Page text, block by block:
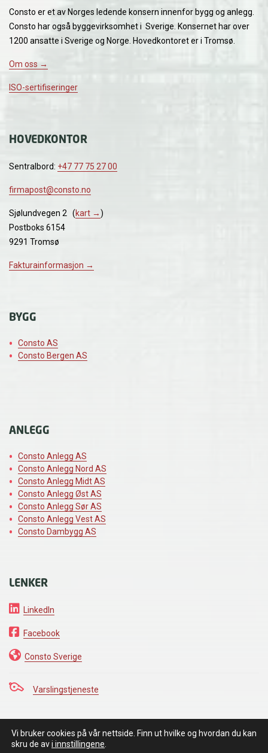
Consto er et av Norges ledende konsern innenfor bygg og anlegg.
Consto har også byggevirksomhet i Sverige. Konsernet har over
1200 ansatte i Sverige og Norge. Hovedkontoret er i Tromsø.
Om oss →
ISO-sertifiseringer
HOVEDKONTOR
Sentralbord: +47 77 75 27 00
firmapost@consto.no
Sjølundvegen 2 (kart →)
Postboks 6154
9291 Tromsø
Fakturainformasjon →
BYGG
Consto AS
Consto Bergen AS
ANLEGG
Consto Anlegg AS
Consto Anlegg Nord AS
Consto Anlegg Midt AS
Consto Anlegg Øst AS
Consto Anlegg Sør AS
Consto Anlegg Vest AS
Consto Dambygg AS
LENKER
LinkedIn
Facebook
Consto Sverige
Varslingstjeneste
VI HOLDER DET VI LOVER
Vi bruker cookies på vår nettside. Finn ut hvilke og hvordan du kan
skru de avi innstillingene